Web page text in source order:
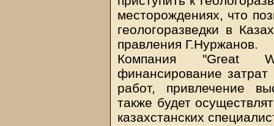
месторождениях, что
геологоразведки в
правления Г.Нуржанов.
Компания "Great
финансирование затрат
работ, привлечение
также будет
казахстанских